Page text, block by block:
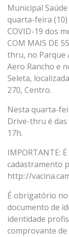
Municipal
quarta-feira (10)
COVID-19 dos
COM MAIS DE
thru, no Parque
Aero Rancho e
Seleta,
270, Centro.
Nesta quarta-
Drive-thru é das
17h.
IMPORTANTE:
cadastramento
http:://
É obrigatório no
documento de
identidade
comprovante